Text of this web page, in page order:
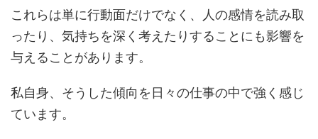
これらは単に行動面だけでなく、人の感情を読み取
ったり、気持ちを深く考えたりすることにも影響を
与えることがあります。
私自身、そうした傾向を日々の仕事の中で強く感じ
ています。